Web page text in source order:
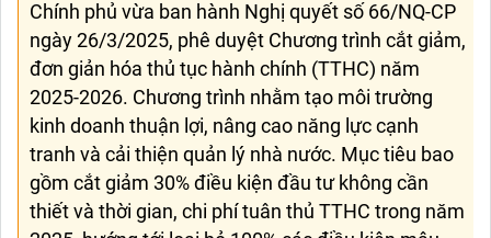
Chính phủ vừa ban hành Nghị quyết số 66/NQ-CP
ngày 26/3/2025, phê duyệt Chương trình cắt giảm,
đơn giản hóa thủ tục hành chính (TTHC) năm
2025-2026. Chương trình nhằm tạo môi trường
kinh doanh thuận lợi, nâng cao năng lực cạnh
tranh và cải thiện quản lý nhà nước. Mục tiêu bao
gồm cắt giảm 30% điều kiện đầu tư không cần
thiết và thời gian, chi phí tuân thủ TTHC trong năm